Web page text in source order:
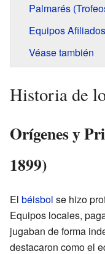
Palmarés
Equipos
Véase también
Historia de
Orígenes y
1899)
El béisbol se hizo
Equipos locales,
jugaban de forma
destacaron como el